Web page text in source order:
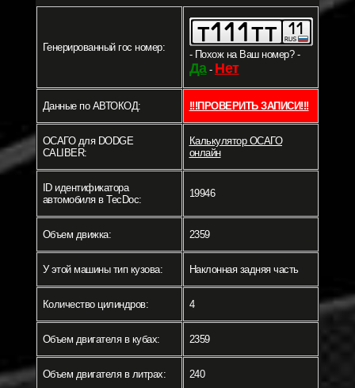
Генерированный гос номер:
- Похож на Ваш номер? -
Да- Нет
Данные по АВТОКОД: !!!ПРОВЕРИТЬ ЗАПИСИ!!!
ОСАГО для DODGE
CALIBER:
Калькулятор ОСАГО
онлайн
ID идентификатора
автомобиля в TecDoc:
19946
Объем движка: 2359
У этой машины тип кузова: Наклонная задняя часть
Количество цилиндров: 4
Объем двигателя в кубах: 2359
Объем двигателя в литрах: 240